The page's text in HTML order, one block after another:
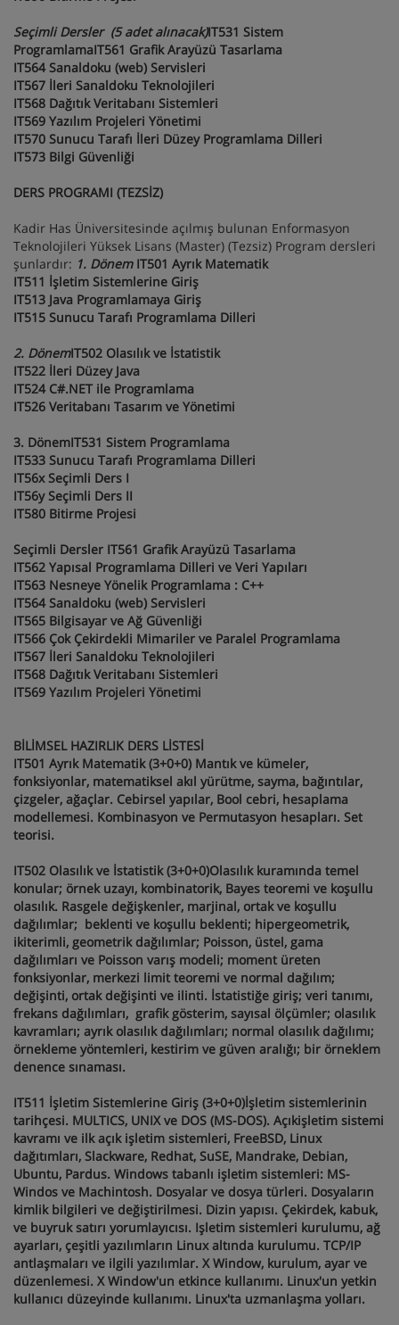
Seçimli Dersler (5 adet alınacak)IT531 Sistem
ProgramlamaIT561 Grafik Arayüzü Tasarlama
IT564 Sanaldoku (web) Servisleri
IT567 İleri Sanaldoku Teknolojileri
IT568 Dağıtık Veritabanı Sistemleri
IT569 Yazılım Projeleri Yönetimi
IT570 Sunucu Tarafı İleri Düzey Programlama Dilleri
IT573 Bilgi Güvenliği
DERS PROGRAMI (TEZSİZ)
Kadir Has Üniversitesinde açılmış bulunan Enformasyon
Teknolojileri Yüksek Lisans (Master) (Tezsiz) Program dersleri
şunlardır: 1. DönemIT501 Ayrık Matematik
IT511 İşletim Sistemlerine Giriş
IT513 Java Programlamaya Giriş
IT515 Sunucu Tarafı Programlama Dilleri
2. DönemIT502 Olasılık ve İstatistik
IT522 İleri Düzey Java
IT524 C#.NET ile Programlama
IT526 Veritabanı Tasarım ve Yönetimi
3. DönemIT531 Sistem Programlama
IT533 Sunucu Tarafı Programlama Dilleri
IT56x Seçimli Ders I
IT56y Seçimli Ders II
IT580 Bitirme Projesi
Seçimli Dersler IT561 Grafik Arayüzü Tasarlama
IT562 Yapısal Programlama Dilleri ve Veri Yapıları
IT563 Nesneye Yönelik Programlama : C++
IT564 Sanaldoku (web) Servisleri
IT565 Bilgisayar ve Ağ Güvenliği
IT566 Çok Çekirdekli Mimariler ve Paralel Programlama
IT567 İleri Sanaldoku Teknolojileri
IT568 Dağıtık Veritabanı Sistemleri
IT569 Yazılım Projeleri Yönetimi
BİLİMSEL HAZIRLIK DERS LİSTESİ
IT501 Ayrık Matematik (3+0+0) Mantık ve kümeler,
fonksiyonlar, matematiksel akıl yürütme, sayma, bağıntılar,
çizgeler, ağaçlar. Cebirsel yapılar, Bool cebri, hesaplama
modellemesi. Kombinasyon ve Permutasyon hesapları. Set
teorisi.
IT502 Olasılık ve İstatistik (3+0+0)Olasılık kuramında temel
konular; örnek uzayı, kombinatorik, Bayes teoremi ve koşullu
olasılık. Rasgele değişkenler, marjinal, ortak ve koşullu
dağılımlar; beklenti ve koşullu beklenti; hipergeometrik,
ikiterimli, geometrik dağılımlar; Poisson, üstel, gama
dağılımları ve Poisson varış modeli; moment üreten
fonksiyonlar, merkezi limit teoremi ve normal dağılım;
değişinti, ortak değişinti ve ilinti. İstatistiğe giriş; veri tanımı,
frekans dağılımları, grafik gösterim, sayısal ölçümler; olasılık
kavramları; ayrık olasılık dağılımları; normal olasılık dağılımı;
örnekleme yöntemleri, kestirim ve güven aralığı; bir örneklem
denence sınaması.
IT511 İşletim Sistemlerine Giriş (3+0+0)İşletim sistemlerinin
tarihçesi. MULTICS, UNIX ve DOS (MS-DOS). Açıkişletim sistemi
kavramı ve ilk açık işletim sistemleri, FreeBSD, Linux
dağıtımları, Slackware, Redhat, SuSE, Mandrake, Debian,
Ubuntu, Pardus. Windows tabanlı işletim sistemleri: MS-
Windos ve Machintosh. Dosyalar ve dosya türleri. Dosyaların
kimlik bilgileri ve değiştirilmesi. Dizin yapısı. Çekirdek, kabuk,
ve buyruk satırı yorumlayıcısı. Işletim sistemleri kurulumu, ağ
ayarları, çeşitli yazılımların Linux altında kurulumu. TCP/IP
antlaşmaları ve ilgili yazılımlar. X Window, kurulum, ayar ve
düzenlemesi. X Window'un etkince kullanımı. Linux'un yetkin
kullanıcı düzeyinde kullanımı. Linux'ta uzmanlaşma yolları.